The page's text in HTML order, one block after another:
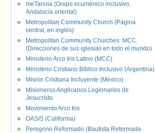
meTanoia (Grupo ecuménico inclusivo,
Andalucía oriental)
Metropolitan Community Church (Página
central, en inglés)
Metropolitan Community Churches. MCC.
(Direcciones de sus iglesias en todo el mundo)
Ministerio Arco Iris Latino (MCC)
Ministerio Cristiano Bíblico Inclusivo (Argentina)
Misión Cristiana Incluyente (México)
Misioneros Anglicanos Legionarios de
Jesucristo
Movimiento Arco Iris
OASIS (California)
Peregrino Reformado (Bautista Reformada